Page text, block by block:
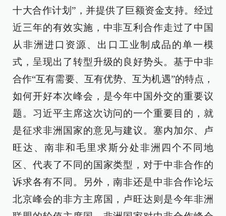
十大合作计划”，并提供了巨额资金支持。经过
近三年的有效实施，中非互利合作走过了中国
从非洲进口资源、出口工业制成品的单一模
式，呈现出了转型升级的良好势头。基于中非
合作“互有需要、互有优势、互为机遇”的特点，
如何开好本次峰会，是今年中国外交的重要议
题。习近平主席这次访问的一个重要目的，就
是征求非洲国家的意见与建议。塞内加尔、卢
旺达、南非和毛里求斯分处非洲四个不同地
区、代表了不同的国家类型，对于中非合作的
诉求各有不同。另外，南非还是中非合作论坛
北京峰会的非方主席国，卢旺达则是今年非洲